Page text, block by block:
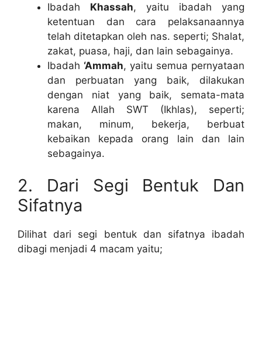
Ibadah Khassah, yaitu ibadah yang
ketentuan dan cara pelaksanaannya
telah ditetapkan oleh nas. seperti; Shalat,
zakat, puasa, haji, dan lain sebagainya.
Ibadah ‘Ammah, yaitu semua pernyataan
dan perbuatan yang baik, dilakukan
dengan niat yang baik, semata-mata
karena Allah SWT (Ikhlas), seperti;
makan, minum, bekerja, berbuat
kebaikan kepada orang lain dan lain
sebagainya.
2. Dari Segi Bentuk Dan
Sifatnya
Dilihat dari segi bentuk dan sifatnya ibadah
dibagi menjadi 4 macam yaitu;